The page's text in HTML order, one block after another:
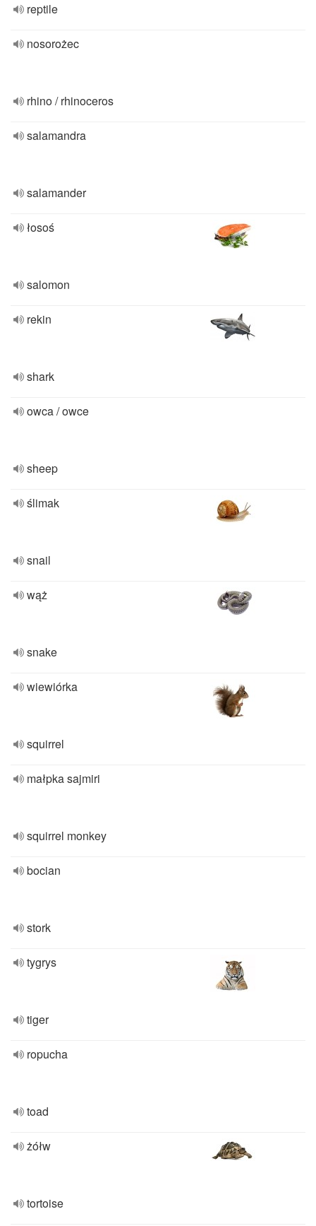
reptile
nosorożec
rhino / rhinoceros
salamandra
salamander
łosoś
salomon
rekin
shark
owca / owce
sheep
ślimak
snail
wąż
snake
wiewiórka
squirrel
małpka sajmiri
squirrel monkey
bocian
stork
tygrys
tiger
ropucha
toad
żółw
tortoise